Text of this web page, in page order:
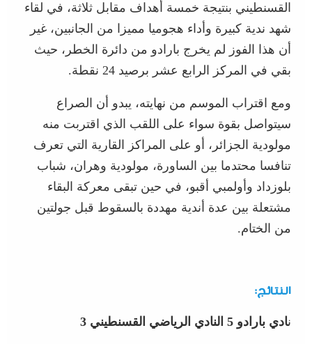
القسنطيني بنتيجة خمسة أهداف مقابل ثلاثة، في لقاء
شهد ندية كبيرة وأداء هجوميا مميزا من الجانبين، غير
أن هذا الفوز لم يخرج بارادو من دائرة الخطر، حيث
بقي في المركز الرابع عشر برصيد 24 نقطة.
ومع اقتراب الموسم من نهايته، يبدو أن الصراع
سيتواصل بقوة سواء على اللقب الذي اقتربت منه
مولودية الجزائر، أو على المراكز القارية التي تعرف
تنافسا محتدما بين الساورة، مولودية وهران، شباب
بلوزداد وأولمبي أقبو، في حين تبقى معركة البقاء
مشتعلة بين عدة أندية مهددة بالسقوط قبل جولتين
من الختام.
النتائج:
نادي بارادو 5 النادي الرياضي القسنطيني 3